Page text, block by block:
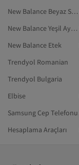
New Balance Beyaz Spor Ayakkabı
New Balance Yeşil Ayakkabı
New Balance Etek
Trendyol Romanian
Trendyol Bulgaria
Elbise
Samsung Cep Telefonu
Hesaplama Araçları